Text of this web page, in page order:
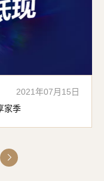
2021年07月15日
家季